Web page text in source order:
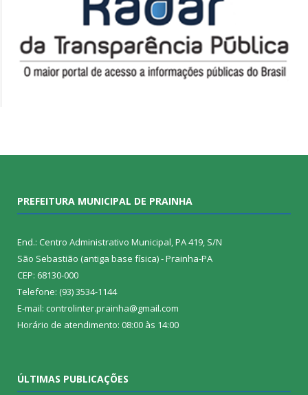
PREFEITURA MUNICIPAL DE PRAINHA
End.: Centro Administrativo Municipal, PA 419, S/N
São Sebastião (antiga base física) - Prainha-PA
CEP: 68130-000
Telefone: (93) 3534-1144
E-mail: controlinter.prainha@gmail.com
Horário de atendimento: 08:00 às 14:00
ÚLTIMAS PUBLICAÇÕES